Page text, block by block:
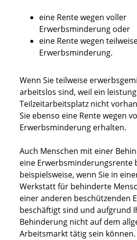
eine Rente wegen voller
Erwerbsminderung oder
eine Rente wegen
Erwerbsminderung.
Wenn Sie teilweise
arbeitslos sind, weil ein
Teilzeitarbeitsplatz nicht
Sie ebenso eine Rente wegen
Erwerbsminderung erhalten.
Auch Menschen mit einer
eine Erwerbsminderungsrente
beispielsweise, wenn Sie in
Werkstatt für behinderte
einer anderen beschützenden
beschäftigt sind und aufgrund
Behinderung nicht auf dem
Arbeitsmarkt tätig sein können.